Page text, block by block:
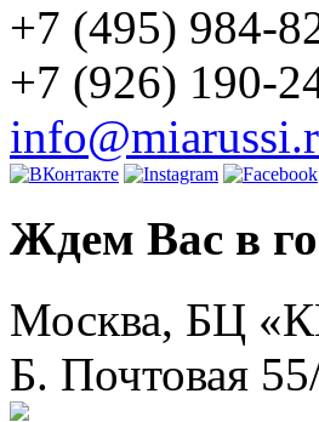
+7 (495) 984-
+7 (926) 190-
Ждем Вас в
Москва, БЦ
Б. Почтовая